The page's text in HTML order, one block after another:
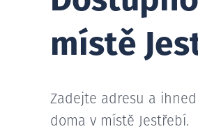
místě
Zadejte adresu a
doma v místě Jestřebí.